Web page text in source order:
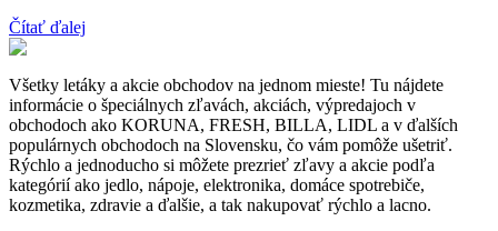
Čítať ďalej
Všetky letáky a akcie obchodov na jednom mieste! Tu nájdete
informácie o špeciálnych zľavách, akciách, výpredajoch v
obchodoch ako KORUNA, FRESH, BILLA, LIDL a v ďalších
populárnych obchodoch na Slovensku, čo vám pomôže ušetriť.
Rýchlo a jednoducho si môžete prezrieť zľavy a akcie podľa
kategórií ako jedlo, nápoje, elektronika, domáce spotrebiče,
kozmetika, zdravie a ďalšie, a tak nakupovať rýchlo a lacno.